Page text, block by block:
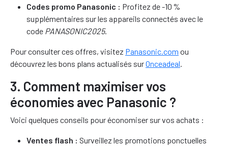
Codes promo Panasonic : Profitez de -10 %
supplémentaires sur les appareils connectés avec le
code PANASONIC2025.
Pour consulter ces offres, visitez Panasonic.com ou
découvrez les bons plans actualisés surOnceadeal.
3. Comment maximiser vos
économies avec Panasonic ?
Voici quelques conseils pour économiser sur vos achats :
Ventes flash : Surveillez les promotions ponctuelles